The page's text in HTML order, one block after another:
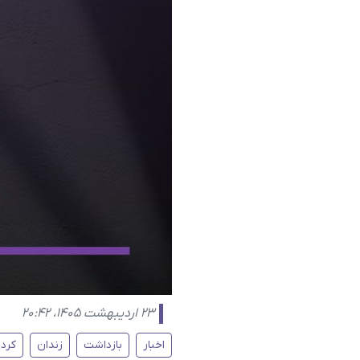
۲۳ اردیبهشت ۱۴۰۵، ۲۰:۴۲
اخبار بازداشت زندان